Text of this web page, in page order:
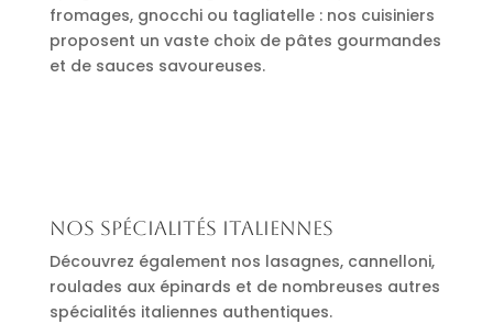
fromages, gnocchi ou tagliatelle : nos cuisiniers
proposent un vaste choix de pâtes gourmandes
et de sauces savoureuses.
Nos spécialités italiennes
Découvrez également nos lasagnes, cannelloni,
roulades aux épinards et de nombreuses autres
spécialités italiennes authentiques.